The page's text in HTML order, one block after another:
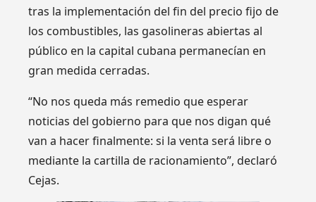
tras la implementación del fin del precio fijo de
los combustibles, las gasolineras abiertas al
público en la capital cubana permanecían en
gran medida cerradas.
“No nos queda más remedio que esperar
noticias del gobierno para que nos digan qué
van a hacer finalmente: si la venta será libre o
mediante la cartilla de racionamiento”, declaró
Cejas.